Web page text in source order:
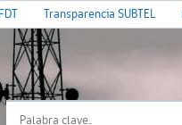
FDT Transparencia SUBTEL